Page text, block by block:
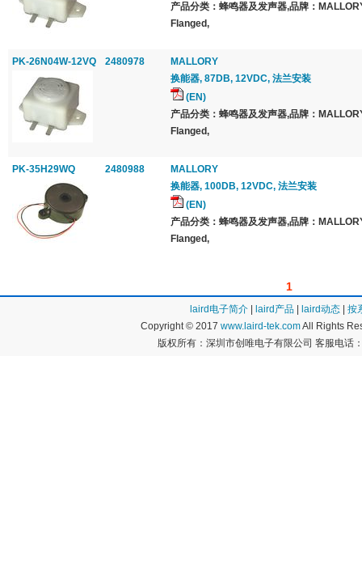
产品分类：蜂鸣器及发声器,品牌：
Flanged,
PK-26N04W-12VQ 2480978
MALLORY
换能器, 87DB, 12VDC, 法兰安装
(EN)
产品分类：蜂鸣器及发声器,品牌：
Flanged,
PK-35H29WQ 2480988
MALLORY
换能器, 100DB, 12VDC, 法兰安装
(EN)
产品分类：蜂鸣器及发声器,品牌：
Flanged,
1
laird电子简介 laird产品 laird动态
按
Copyright © 2017 www.laird-tek.comAll Rights
版权所有：深圳市创唯电子有限公司 客服电话